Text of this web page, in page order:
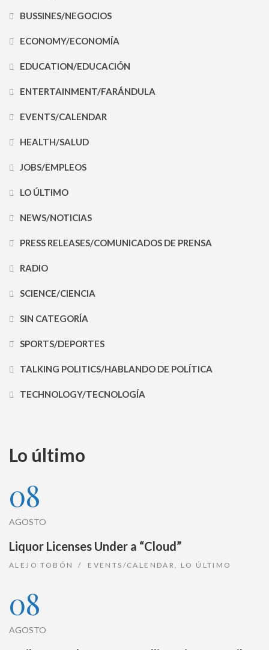
BUSSINES/NEGOCIOS
ECONOMY/ECONOMÍA
EDUCATION/EDUCACIÓN
ENTERTAINMENT/FARÁNDULA
EVENTS/CALENDAR
HEALTH/SALUD
JOBS/EMPLEOS
LO ÚLTIMO
NEWS/NOTICIAS
PRESS RELEASES/COMUNICADOS DE PRENSA
RADIO
SCIENCE/CIENCIA
SIN CATEGORÍA
SPORTS/DEPORTES
TALKING POLITICS/HABLANDO DE POLÍTICA
TECHNOLOGY/TECNOLOGÍA
Lo último
08
AGOSTO
Liquor Licenses Under a “Cloud”
ALEJO TOBÓN EVENTS/CALENDAR LO ÚLTIMO
08
AGOSTO